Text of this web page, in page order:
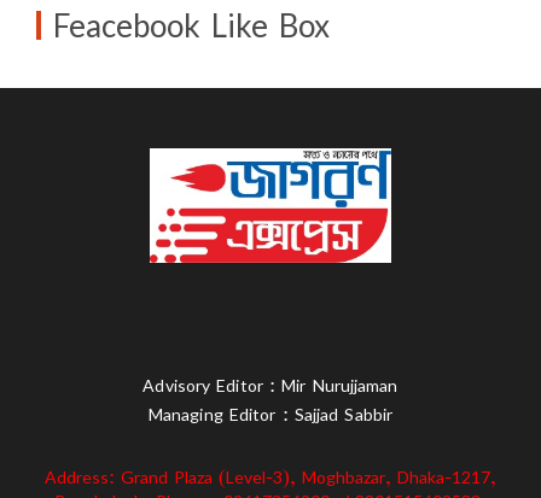
Feacebook Like Box
Advisory Editor : Mir Nurujjaman
Managing Editor : Sajjad Sabbir
Address: Grand Plaza (Level-3), Moghbazar, Dhaka-1217,